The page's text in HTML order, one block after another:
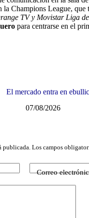
la Champions League,
TV y Movistar Liga
para centrarse en el
El mercado entra en
07/08/2026
publicada. Los campos
Correo